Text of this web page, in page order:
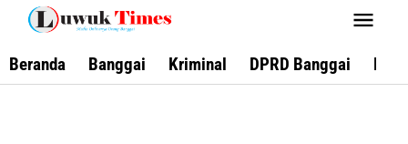
Lewati
konten
Beranda Banggai Kriminal DPRD Banggai